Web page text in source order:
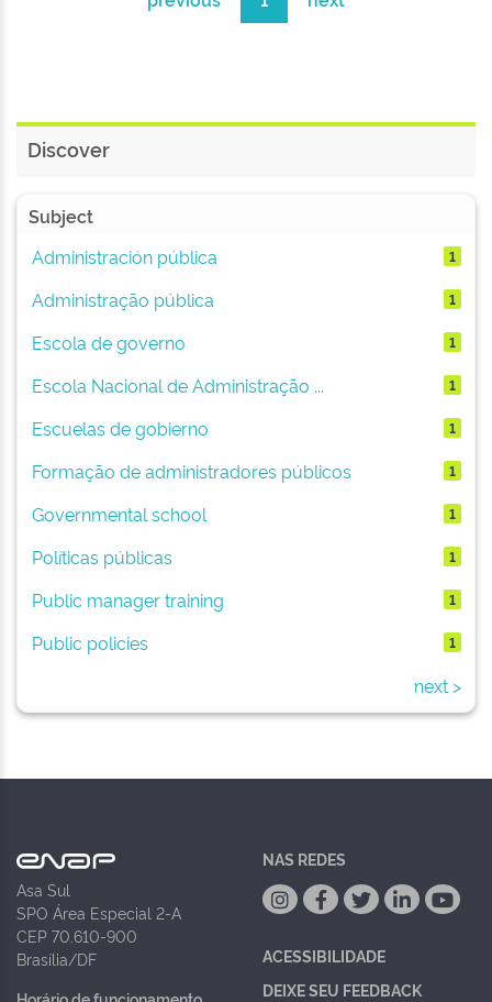
Discover
Subject
Administración pública
1
Administração pública 1
Escola de governo 1
Escola Nacional de Administração ... 1
Escuelas de gobierno 1
Formação de administradores públicos 1
Governmental school 1
Políticas públicas 1
Public manager training 1
Public policies 1
next >
Asa Sul
SPO Área Especial 2-A
CEP 70.610-900
Brasília/DF
NAS REDES
ACESSIBILIDADE
DEIXE SEU FEEDBACK